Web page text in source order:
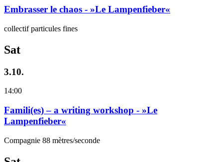
Embrasser le chaos - »Le Lampenfieber«
collectif particules fines
Sat
3.10.
14:00
Famili(es) – a writing workshop - »Le
Lampenfieber«
Compagnie 88 mètres/seconde